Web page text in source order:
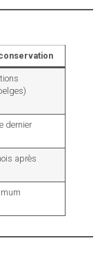
dernier
après